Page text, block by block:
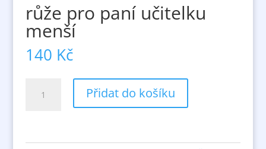
růže pro paní učitelku
menší
140 Kč
Přidat do košíku